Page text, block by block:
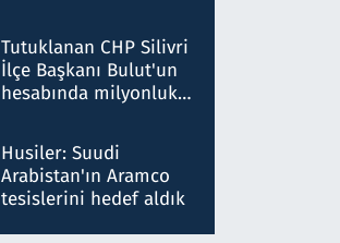
düşürüldüğü" iddiasını
yalanladı
Tutuklanan CHP Silivri
İlçe Başkanı Bulut'un
hesabında milyonluk
talimat verdi, ben
gönderdim
Husiler: Suudi
Arabistan'ın Aramco
tesislerini hedef aldık